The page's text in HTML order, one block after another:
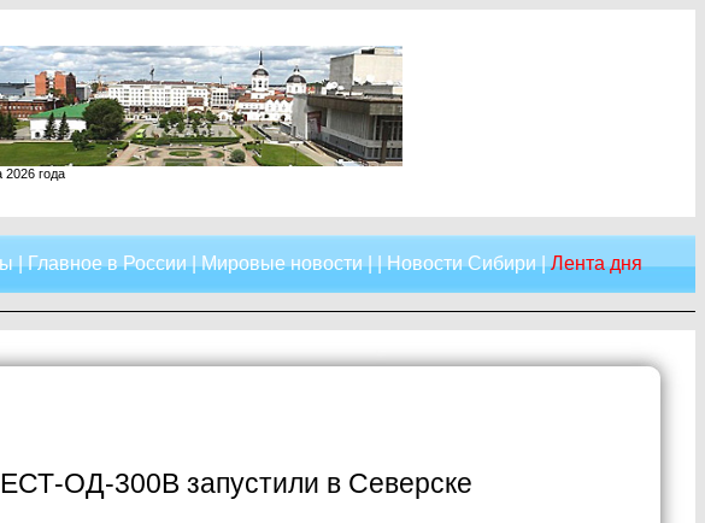
2026 года
|Главное в России|Мировые новости| |Новости Сибири|Лента дня
ОД-300В запустили в Северске